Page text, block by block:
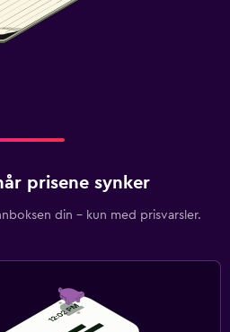
prisene synker
din – kun med prisvarsler.